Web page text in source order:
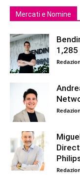
Mercati e Nomine
1,285